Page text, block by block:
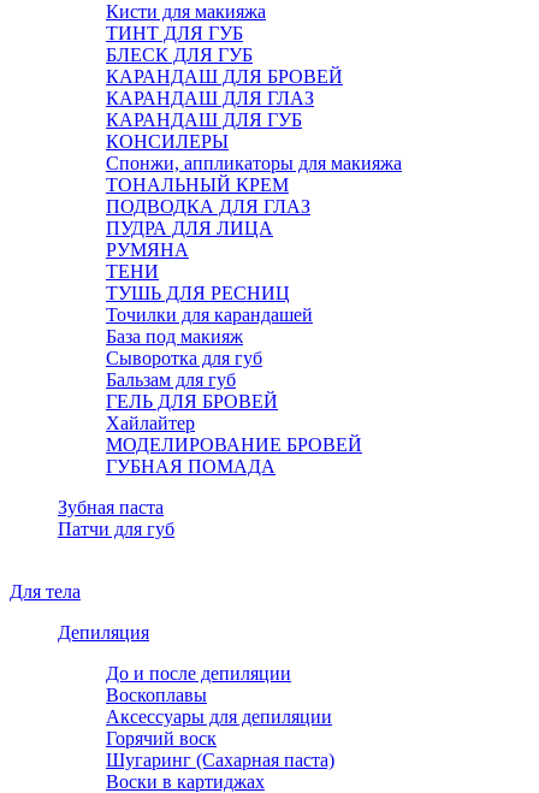
Кисти для макияжа
ТИНТ ДЛЯ ГУБ
БЛЕСК ДЛЯ ГУБ
КАРАНДАШ ДЛЯ БРОВЕЙ
КАРАНДАШ ДЛЯ ГЛАЗ
КАРАНДАШ ДЛЯ ГУБ
КОНСИЛЕРЫ
Спонжи, аппликаторы для макияжа
ТОНАЛЬНЫЙ КРЕМ
ПОДВОДКА ДЛЯ ГЛАЗ
ПУДРА ДЛЯ ЛИЦА
РУМЯНА
ТЕНИ
ТУШЬ ДЛЯ РЕСНИЦ
Точилки для карандашей
База под макияж
Сыворотка для губ
Бальзам для губ
ГЕЛЬ ДЛЯ БРОВЕЙ
Хайлайтер
МОДЕЛИРОВАНИЕ БРОВЕЙ
ГУБНАЯ ПОМАДА
Зубная паста
Патчи для губ
Для тела
Депиляция
До и после депиляции
Воскоплавы
Аксессуары для депиляции
Горячий воск
Шугаринг (Сахарная паста)
Воски в картиджах